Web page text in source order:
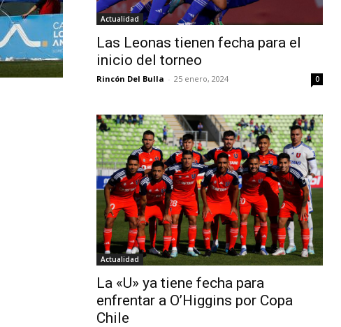
Actualidad
Las Leonas tienen fecha para el
inicio del torneo
Rincón Del Bulla - 25 enero, 2024 0
Actualidad
La «U» ya tiene fecha para
enfrentar a O’Higgins por Copa
Chile